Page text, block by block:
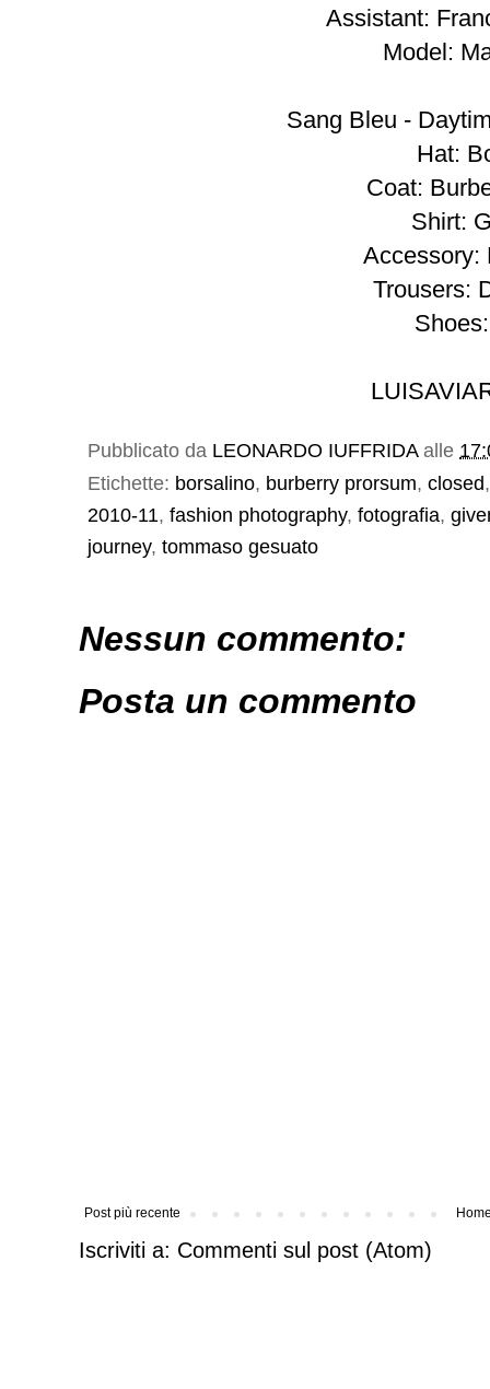
Assistant:
Model:
Sang Bleu -
Hat:
Coat:
Shirt:
Accessory:
Trousers:
Pubblicato da LEONARDO IUFFRIDA alle
Etichette: borsalino, burberry prorsum, closed
2010-11, fashion photography, fotografia,
journey, tommaso gesuato
Nessun commento:
Posta un commento
Post più recente
Iscriviti a: Commenti sul post (Atom)